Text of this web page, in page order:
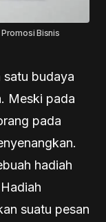
Bisnis
satu budaya
Meski pada
pada
hadiah
suatu pesan